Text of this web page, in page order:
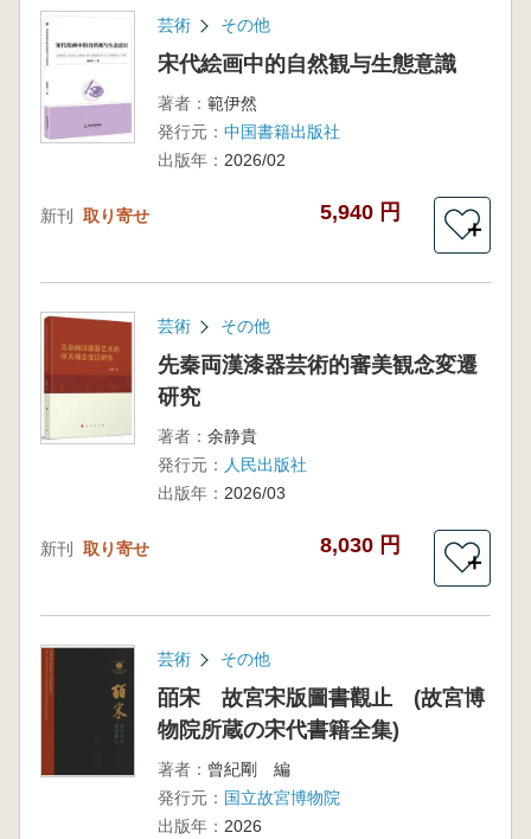
芸術 その他
宋代絵画中的自然観与生態意識
著者： 範伊然
発行元： 中国書籍出版社
出版年： 2026/02
新刊 取り寄せ 5,940 円
＋
芸術 その他
先秦両漢漆器芸術的審美観念変遷
研究
著者： 余静貴
発行元： 人民出版社
出版年： 2026/03
新刊 取り寄せ 8,030 円
＋
芸術 その他
皕宋 故宮宋版圖書觀止 (故宮博
物院所蔵の宋代書籍全集)
著者： 曾紀剛 編
発行元： 国立故宮博物院
出版年： 2026